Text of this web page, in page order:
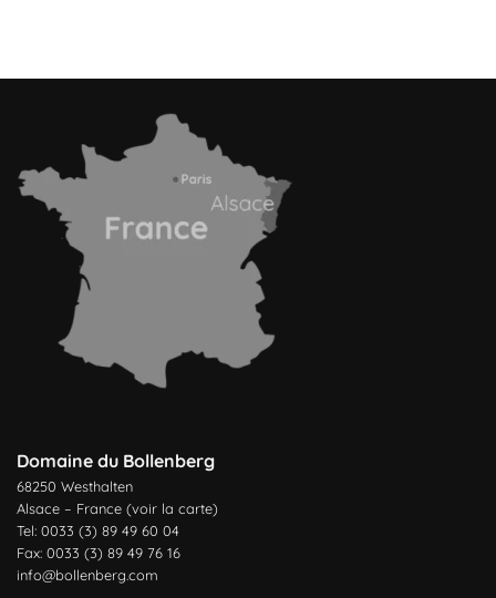
Domaine du Bollenberg
68250 Westhalten
Alsace – France (voir la carte)
Tel: 0033 (3) 89 49 60 04
Fax: 0033 (3) 89 49 76 16
info@bollenberg.com